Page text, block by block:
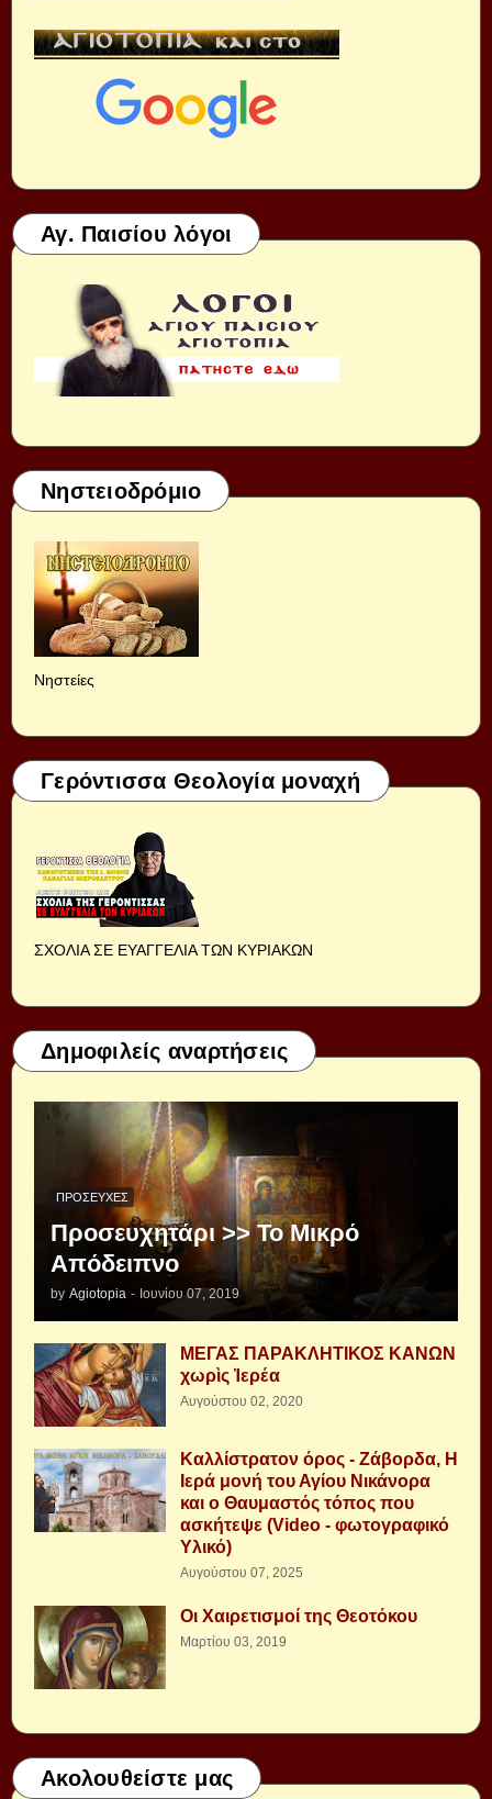
Αγ. Παισίου λόγοι
Νηστειοδρόμιο
Νηστείες
Γερόντισσα Θεολογία μοναχή
ΣΧΟΛΙΑ ΣΕ ΕΥΑΓΓΕΛΙΑ ΤΩΝ ΚΥΡΙΑΚΩΝ
Δημοφιλείς αναρτήσεις
ΠΡΟΣΕΥΧΈΣ
Προσευχητάρι >> Το Μικρό
Απόδειπνο
by Agiotopia - Ιουνίου 07, 2019
ΜΕΓΑΣ ΠΑΡΑΚΛΗΤΙΚΟΣ ΚΑΝΩΝ
χωρὶς Ἱερέα
Αυγούστου 02, 2020
Καλλίστρατον όρος - Ζάβορδα, Η
Ιερά μονή του Αγίου Νικάνορα
και ο Θαυμαστός τόπος που
ασκήτεψε (Video - φωτογραφικό
Υλικό)
Αυγούστου 07, 2025
Οι Χαιρετισμοί της Θεοτόκου
Μαρτίου 03, 2019
Ακολουθείστε μας